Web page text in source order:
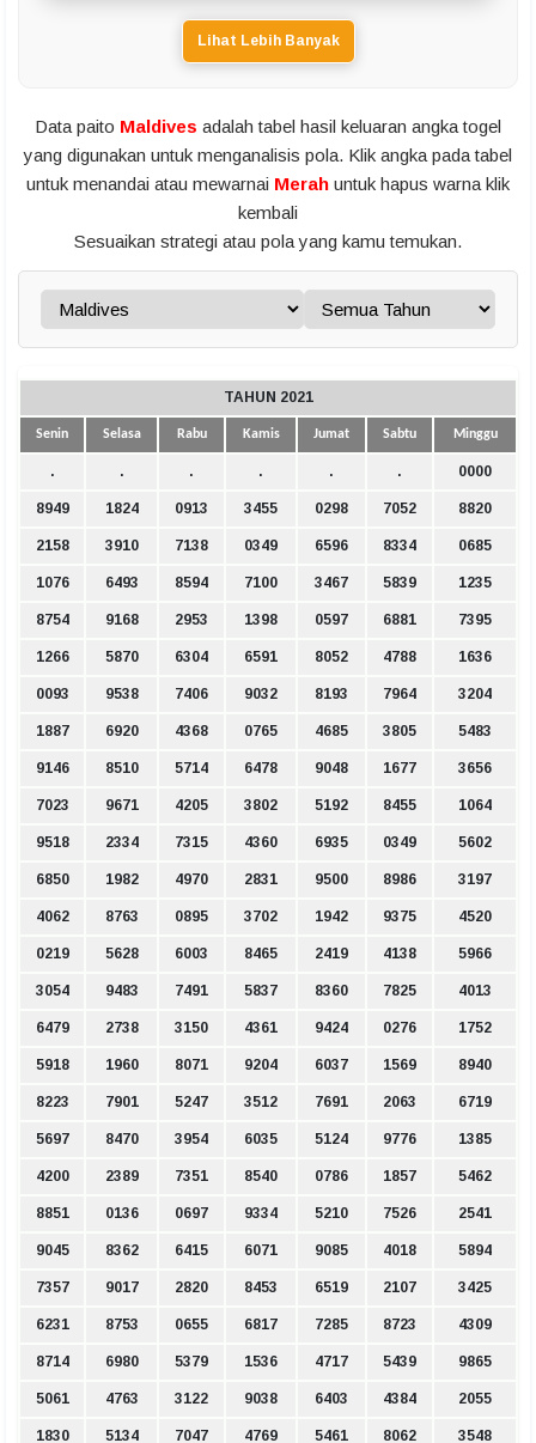
Lihat Lebih Banyak
Data paito Maldives adalah tabel hasil keluaran angka togel
yang digunakan untuk menganalisis pola. Klik angka pada tabel
untuk menandai atau mewarnai Merah untuk hapus warna klik
kembali
Sesuaikan strategi atau pola yang kamu temukan.
TAHUN 2021
Senin Selasa Rabu Kamis Jumat Sabtu Minggu
. . . . . . 0000
8949 1824 0913 3455 0298 7052 8820
2158 3910 7138 0349 6596 8334 0685
1076 6493 8594 7100 3467 5839 1235
8754 9168 2953 1398 0597 6881 7395
1266 5870 6304 6591 8052 4788 1636
0093 9538 7406 9032 8193 7964 3204
1887 6920 4368 0765 4685 3805 5483
9146 8510 5714 6478 9048 1677 3656
7023 9671 4205 3802 5192 8455 1064
9518 2334 7315 4360 6935 0349 5602
6850 1982 4970 2831 9500 8986 3197
4062 8763 0895 3702 1942 9375 4520
0219 5628 6003 8465 2419 4138 5966
3054 9483 7491 5837 8360 7825 4013
6479 2738 3150 4361 9424 0276 1752
5918 1960 8071 9204 6037 1569 8940
8223 7901 5247 3512 7691 2063 6719
5697 8470 3954 6035 5124 9776 1385
4200 2389 7351 8540 0786 1857 5462
8851 0136 0697 9334 5210 7526 2541
9045 8362 6415 6071 9085 4018 5894
7357 9017 2820 8453 6519 2107 3425
6231 8753 0655 6817 7285 8723 4309
8714 6980 5379 1536 4717 5439 9865
5061 4763 3122 9038 6403 4384 2055
1830 5134 7047 4769 5461 8062 3548